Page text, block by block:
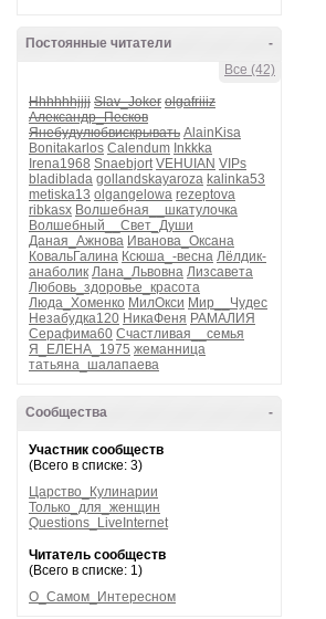
-
Постоянные читатели
Все (42)
Hhhhhhjjjj Slav_Joker olgafriiiz
Александр_Песков
Янебудулюбвискрывать AlainKisa
Bonitakarlos Calendum Inkkka
Irena1968 Snaebjort VEHUIAN VIPs
bladiblada gollandskayaroza kalinka53
metiska13 olgangelowa rezeptova
ribkasx Волшебная__шкатулочка
Волшебный__Свет_Души
Даная_Ажнова Иванова_Оксана
КовальГалина Ксюша_-весна Лёлдик-
анаболик Лана_Львовна Лизсавета
Любовь_здоровье_красота
Люда_Хоменко МилОкси Мир__Чудес
Незабудка120 НикаФеня РАМАЛИЯ
Серафима60 Счастливая__семья
Я_ЕЛЕНА_1975 жеманница
татьяна_шалапаева
-
Сообщества
Участник сообществ
(Всего в списке: 3)
Царство_Кулинарии
Только_для_женщин
Questions_LiveInternet
Читатель сообществ
(Всего в списке: 1)
О_Самом_Интересном